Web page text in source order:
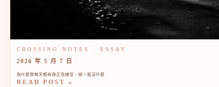
2026 年 5 月 7 日
為什麼我每天都有做正念練習，卻一直沒什麼
READ POST »